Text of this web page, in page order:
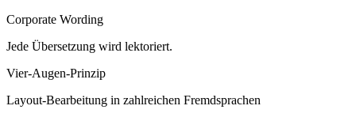
Corporate Wording
Jede Übersetzung wird lektoriert.
Vier-Augen-Prinzip
Layout-Bearbeitung in zahlreichen Fremdsprachen